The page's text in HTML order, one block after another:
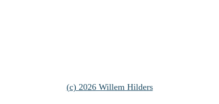
(c) 2026 Willem Hilders